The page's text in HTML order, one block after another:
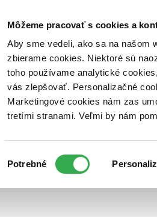
Môžeme pracovať s cookies a
Aby sme vedeli, ako sa na našom
zbierame cookies. Niektoré sú
toho používame analytické
vás zlepšovať. Personalizačné
Marketingové cookies nám zas
tretími stranami. Veľmi by nám
súhlasu
Potrebné
Poukážky Kontakt